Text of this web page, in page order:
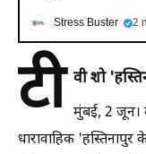
Stress Buster 2
टी वी शो
मुंबई, 2 जून।
धारावाहिक